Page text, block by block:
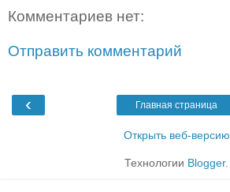
Комментариев нет:
Отправить комментарий
‹ Главная страница
Открыть веб-версию
Технологии Blogger.